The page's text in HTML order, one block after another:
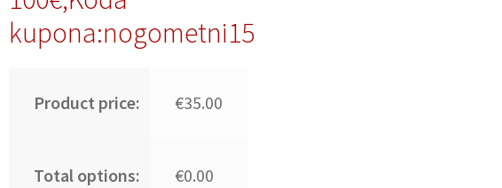
kupona:nogometni15
Product price: €35.00
Total options: €0.00